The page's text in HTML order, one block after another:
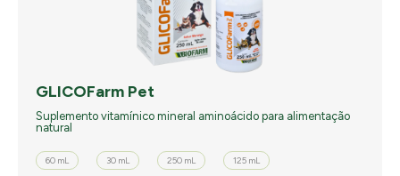
GLICOFarm Pet
Suplemento vitamínico mineral aminoácido para alimentação
natural
60 mL 30 mL 250 mL 125 mL